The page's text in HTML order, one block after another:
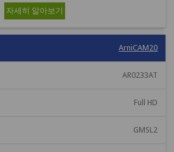
자세히 알아보기
ArniCAM20
AR0233AT
Full HD
GMSL2